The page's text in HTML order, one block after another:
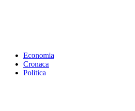
Economia
Cronaca
Politica